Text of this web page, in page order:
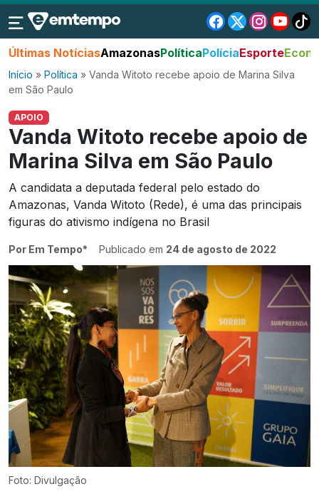
Últimas NotíciasAmazonasPolíticaPolíciaEsporte
Início » Política » Vanda Witoto recebe apoio de Marina Silva
em São Paulo
APOIO
Vanda Witoto recebe apoio de
Marina Silva em São Paulo
A candidata a deputada federal pelo estado do
Amazonas, Vanda Witoto (Rede), é uma das principais
figuras do ativismo indígena no Brasil
Por Em Tempo* Publicado em 24 de agosto de 2022
Foto: Divulgação